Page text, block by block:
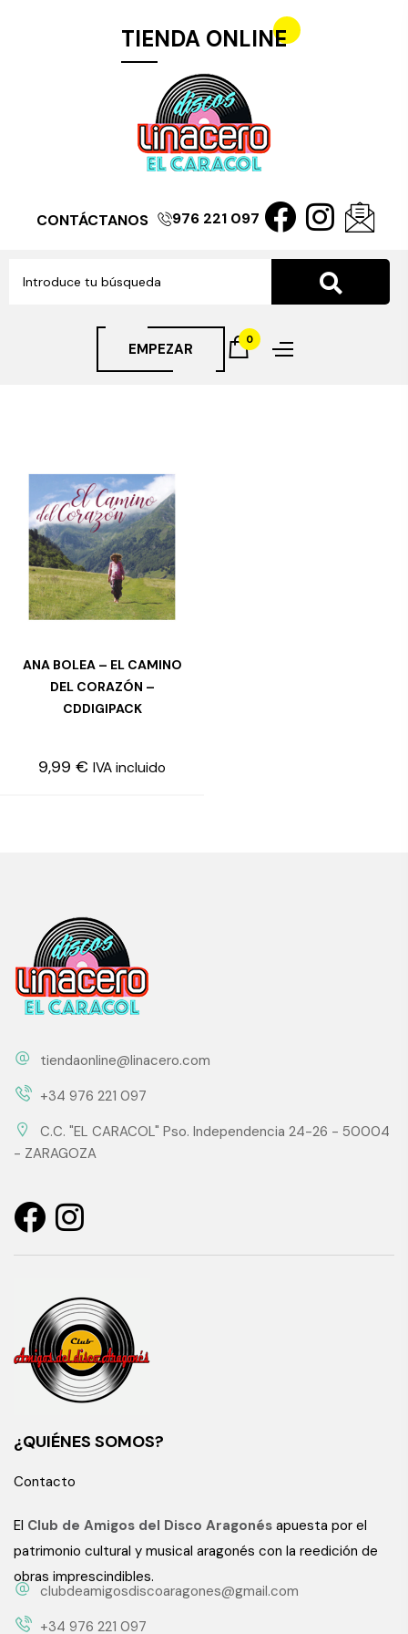
TIENDA ONLINE
CONTÁCTANOS 976 221 097
EMPEZAR
0
AÑADIR AL CARRITO
ANA BOLEA – EL CAMINO
DEL CORAZÓN –
CDDIGIPACK
9,99 € IVA incluido
tiendaonline@linacero.com
+34 976 221 097
C.C. "EL CARACOL" Pso. Independencia 24-26 - 50004
- ZARAGOZA
¿QUIÉNES SOMOS?
Contacto
El Club de Amigos del Disco Aragonés apuesta por el
patrimonio cultural y musical aragonés con la reedición de
obras imprescindibles.
clubdeamigosdiscoaragones@gmail.com
+34 976 221 097